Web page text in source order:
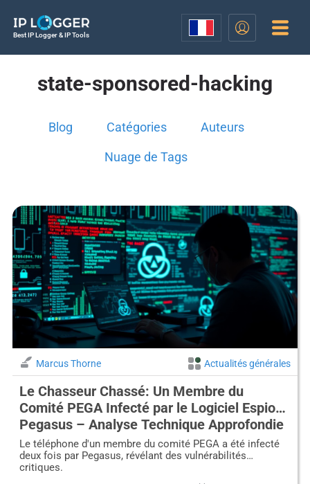
Best IP Logger & IP Tools
state-sponsored-hacking
Blog Catégories Auteurs
Nuage de Tags
Marcus Thorne Actualités générales
Le Chasseur Chassé: Un Membre du
Comité PEGA Infecté par le Logiciel Espion
Pegasus – Analyse Technique Approfondie
Le téléphone d'un membre du comité PEGA a été infecté
deux fois par Pegasus, révélant des vulnérabilités
critiques.